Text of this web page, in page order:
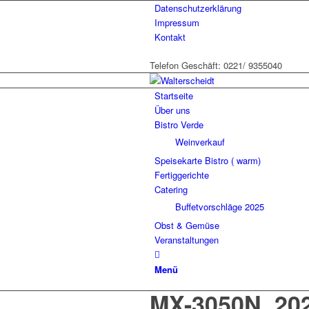
Datenschutzerklärung
Impressum
Kontakt
Telefon Geschäft: 0221/ 9355040
Startseite
Über uns
Bistro Verde
Weinverkauf
Speisekarte Bistro ( warm)
Fertiggerichte
Catering
Buffetvorschläge 2025
Obst & Gemüse
Veranstaltungen
Menü